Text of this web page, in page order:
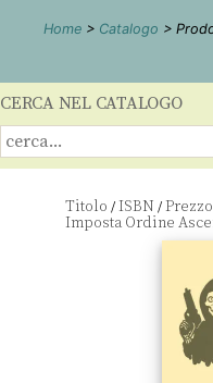
Home > Catalogo >
CERCA NEL CATALOGO
Titolo /ISBN /Prezzo